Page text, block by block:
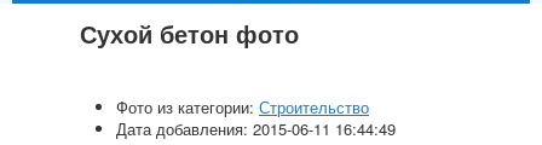
Сухой бетон фото
Фото из категории: Строительство
Дата добавления: 2015-06-11 16:44:49